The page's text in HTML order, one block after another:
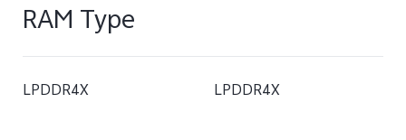
RAM Type
LPDDR4X LPDDR4X